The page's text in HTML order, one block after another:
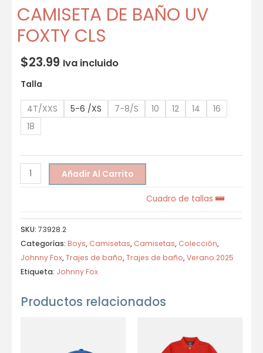
CAMISETA DE BAÑO UV
FOXTY CLS
$23.99 Iva incluido
Talla
4T/XXS 5-6 /XS 7-8/S 10 12 14
16
18
Añadir Al Carrito
Cuadro de tallas
SKU: 73928.2
Categorías: Boys, Camisetas, Camisetas, Colección,
Johnny Fox,Trajes de baño,Trajes de baño,Verano 2025
Etiqueta: Johnny Fox
Productos relacionados